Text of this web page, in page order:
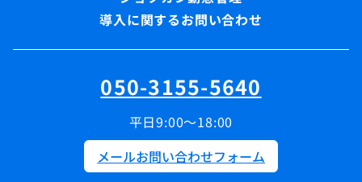
導入に関するお問い合わせ
050-3155-5640
平日9:00～18:00
メールお問い合わせフォーム